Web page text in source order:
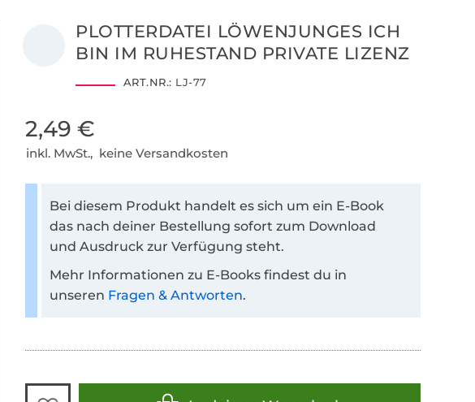
PLOTTERDATEI LÖWENJUNGES ICH
BIN IM RUHESTAND PRIVATE LIZENZ
ART.NR.: LJ-77
2,49 €
inkl. MwSt., keine Versandkosten
Bei diesem Produkt handelt es sich um ein E-Book
das nach deiner Bestellung sofort zum Download
und Ausdruck zur Verfügung steht.
Mehr Informationen zu E-Books findest du in
unseren Fragen & Antworten.